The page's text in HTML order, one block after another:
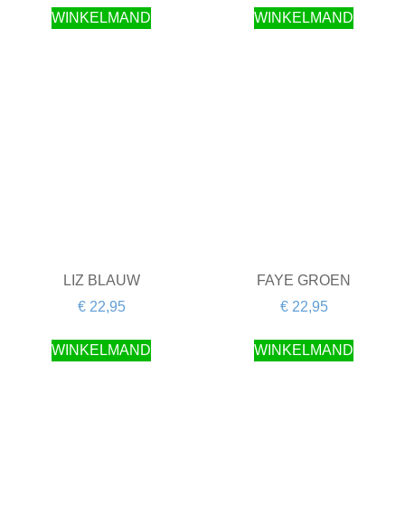
WINKELMAND WINKELMAND
LIZ BLAUW
€22,95
WINKELMAND
FAYE GROEN
€22,95
WINKELMAND